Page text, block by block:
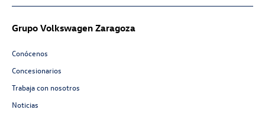
Grupo Volkswagen Zaragoza
Conócenos
Concesionarios
Trabaja con nosotros
Noticias